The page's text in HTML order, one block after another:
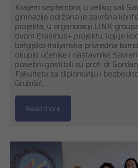
Krajem septembra, u velikoj sali
gimnazije održana je završna
projekta, u organizaciji LINK
ovom Erasmus+ projektu, koji je
belgijsko-italijanska privredna
okupio učenike i nastavnike
posebni gosti bili su prof. dr
Fakulteta za diplomatiju i
Grubišić,…
Read more